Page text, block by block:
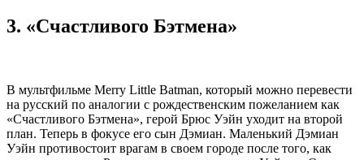
3. «Счастливого Бэтмена»
В мультфильме Merry Little Batman, который можно перевести
на русский по аналогии с рождественским пожеланием как
«Счастливого Бэтмена», герой Брюс Уэйн уходит на второй
план. Теперь в фокусе его сын Дэмиан. Маленький Дэмиан
Уэйн противостоит врагам в своем городе после того, как